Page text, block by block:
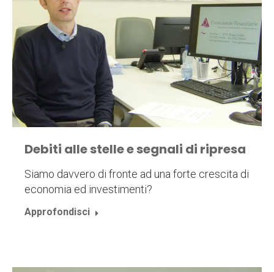
Debiti alle stelle e segnali di ripresa
Siamo davvero di fronte ad una forte crescita di
economia ed investimenti?
Approfondisci